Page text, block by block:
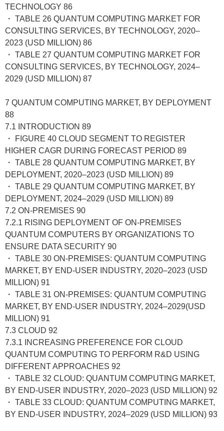
TECHNOLOGY 86
・ TABLE 26 QUANTUM COMPUTING MARKET FOR
CONSULTING SERVICES, BY TECHNOLOGY, 2020–
2023 (USD MILLION) 86
・ TABLE 27 QUANTUM COMPUTING MARKET FOR
CONSULTING SERVICES, BY TECHNOLOGY, 2024–
2029 (USD MILLION) 87
7 QUANTUM COMPUTING MARKET, BY DEPLOYMENT
88
7.1 INTRODUCTION 89
・ FIGURE 40 CLOUD SEGMENT TO REGISTER
HIGHER CAGR DURING FORECAST PERIOD 89
・ TABLE 28 QUANTUM COMPUTING MARKET, BY
DEPLOYMENT, 2020–2023 (USD MILLION) 89
・ TABLE 29 QUANTUM COMPUTING MARKET, BY
DEPLOYMENT, 2024–2029 (USD MILLION) 89
7.2 ON-PREMISES 90
7.2.1 RISING DEPLOYMENT OF ON-PREMISES
QUANTUM COMPUTERS BY ORGANIZATIONS TO
ENSURE DATA SECURITY 90
・ TABLE 30 ON-PREMISES: QUANTUM COMPUTING
MARKET, BY END-USER INDUSTRY, 2020–2023 (USD
MILLION) 91
・ TABLE 31 ON-PREMISES: QUANTUM COMPUTING
MARKET, BY END-USER INDUSTRY, 2024–2029(USD
MILLION) 91
7.3 CLOUD 92
7.3.1 INCREASING PREFERENCE FOR CLOUD
QUANTUM COMPUTING TO PERFORM R&D USING
DIFFERENT APPROACHES 92
・ TABLE 32 CLOUD: QUANTUM COMPUTING MARKET,
BY END-USER INDUSTRY, 2020–2023 (USD MILLION) 92
・ TABLE 33 CLOUD: QUANTUM COMPUTING MARKET,
BY END-USER INDUSTRY, 2024–2029 (USD MILLION) 93